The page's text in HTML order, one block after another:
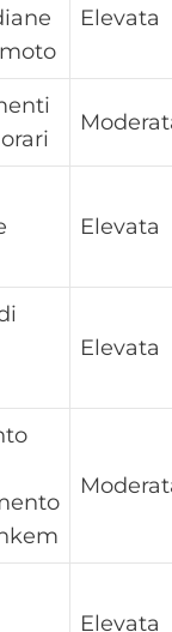
Elevata
Elevata
Elevata
Elevata